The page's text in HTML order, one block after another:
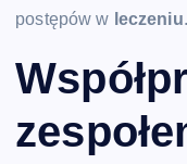
postępów w leczeniu.